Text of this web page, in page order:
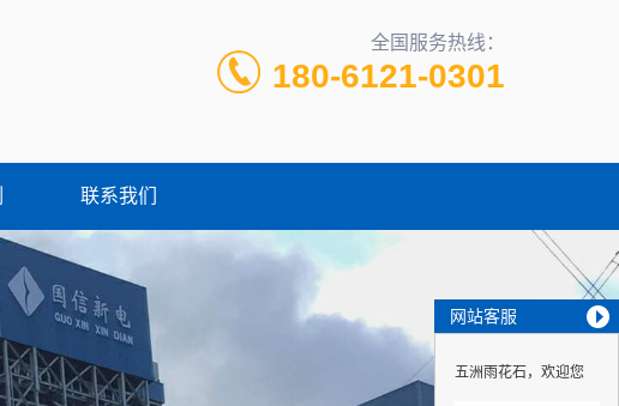
全国服务热线：
180-6121-0301
联系我们
网站客服
五洲雨花石，欢迎您